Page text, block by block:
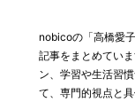
nobicoの「高橋愛
記事をまとめてい
ン、学習や生活習
て、専門的視点と